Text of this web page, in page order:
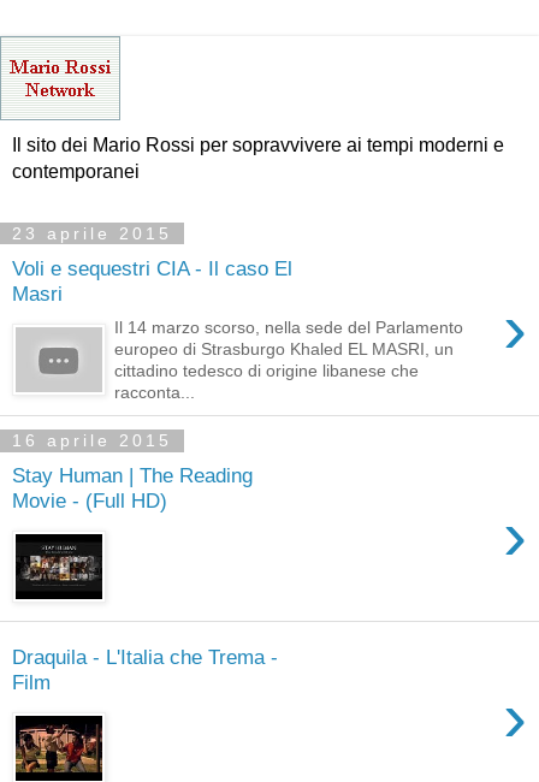
Il sito dei Mario Rossi per sopravvivere ai tempi moderni e
contemporanei
23 aprile 2015
Voli e sequestri CIA - Il caso El
Masri
›
Il 14 marzo scorso, nella sede del Parlamento
europeo di Strasburgo Khaled EL MASRI, un
cittadino tedesco di origine libanese che
racconta...
16 aprile 2015
Stay Human | The Reading
Movie - (Full HD)
›
Draquila - L'Italia che Trema -
Film
›